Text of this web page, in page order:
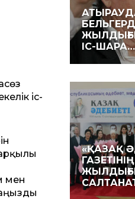
іс-
мен
ІС-ШАРА…
«ҚАЗАҚ